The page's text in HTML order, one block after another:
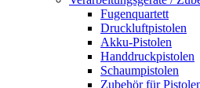
Fugenquartett
Druckluftpistolen
Akku-Pistolen
Handdruckpistolen
Schaumpistolen
Zubehör für